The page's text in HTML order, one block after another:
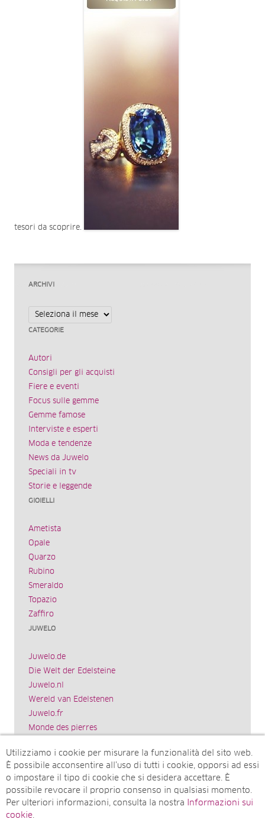
tesori da scoprire.
ARCHIVI
Archivi
CATEGORIE
Autori
Consigli per gli acquisti
Fiere e eventi
Focus sulle gemme
Gemme famose
Interviste e esperti
Moda e tendenze
News da Juwelo
Speciali in tv
Storie e leggende
GIOIELLI
Ametista
Opale
Quarzo
Rubino
Smeraldo
Topazio
Zaffiro
JUWELO
Juwelo.de
Die Welt der Edelsteine
Juwelo.nl
Wereld van Edelstenen
Juwelo.fr
Monde des pierres
El mundo de las piedras preciosas
Rocks & Co.
Juwelo.com
Ädelstenarnas Värld
Utilizziamo i cookie per misurare la funzionalità del sito web.
È possibile acconsentire all’uso di tutti i cookie, opporsi ad essi
o impostare il tipo di cookie che si desidera accettare. È
possibile revocare il proprio consenso in qualsiasi momento.
Per ulteriori informazioni, consulta la nostra
Informazioni sui
cookie.